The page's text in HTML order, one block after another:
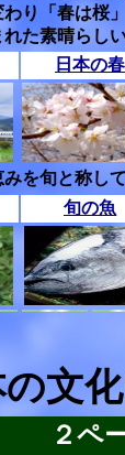
わり「春は桜
た素晴らしい
日本の春
みを旬と称し
旬の魚
文
２ペ